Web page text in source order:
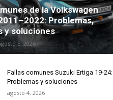
de la Volkswagen
Problemas,
y soluciones
5, 2026
Fallas comunes Suzuki Ertiga 19-24:
Problemas y soluciones
agosto 4, 2026